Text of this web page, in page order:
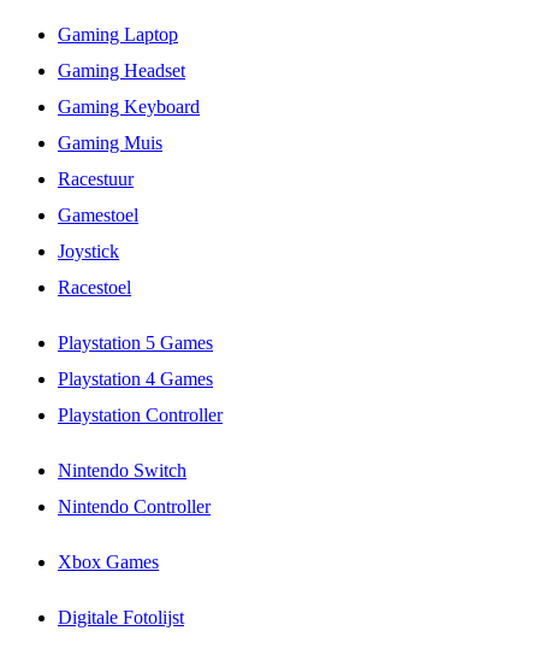
Gaming Laptop
Gaming Headset
Gaming Keyboard
Gaming Muis
Racestuur
Gamestoel
Joystick
Racestoel
Playstation 5 Games
Playstation 4 Games
Playstation Controller
Nintendo Switch
Nintendo Controller
Xbox Games
Digitale Fotolijst